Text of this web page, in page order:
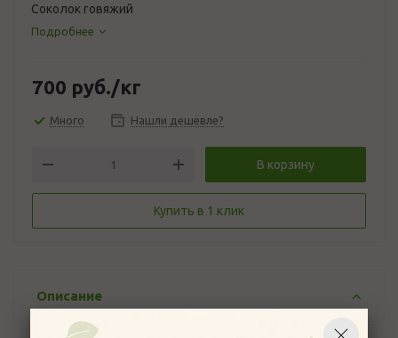
Соколок говяжий
Подробнее
700 руб./кг
Много Нашли дешевле?
В корзину
Купить в 1 клик
Описание